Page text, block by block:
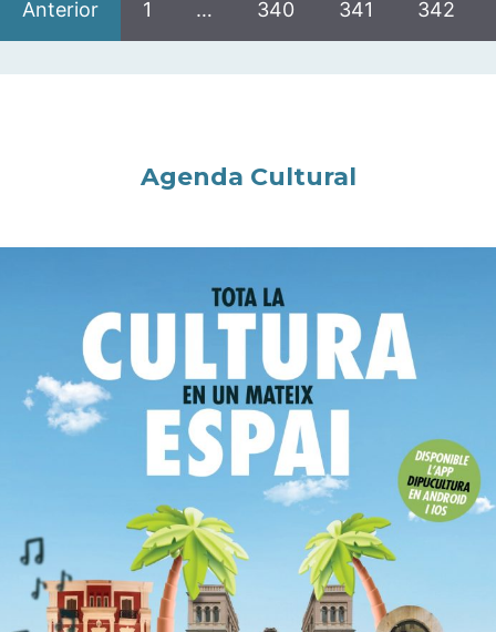
Anterior 1 … 340 341 342
Agenda Cultural